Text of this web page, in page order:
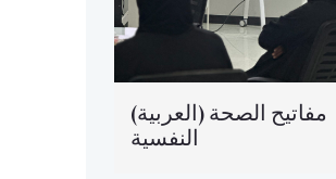
(العربية) مفاتيح الصحة
النفسية